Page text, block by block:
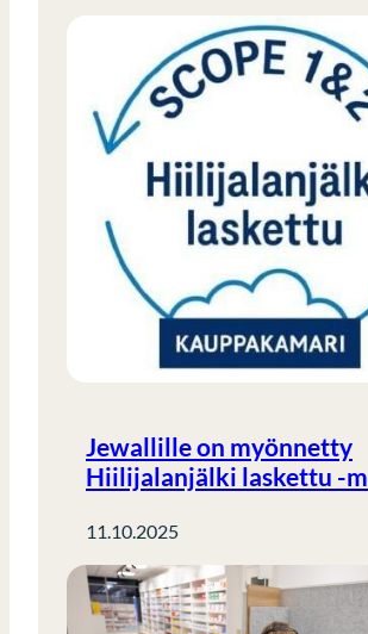
Jewallille on myönnetty
Hiilijalanjälki laskettu -
11.10.2025